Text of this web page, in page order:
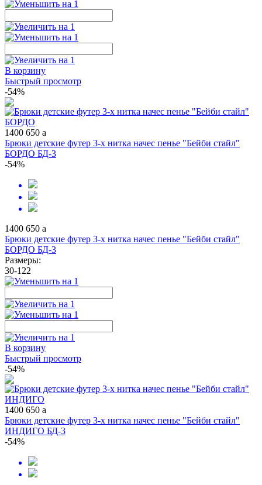
В корзину
Быстрый просмотр
-54%
1400 650 a
Брюки детские футер 3-х нитка начес пенье "Бейби стайл"
БОРДО БД-3
-54%
1400 650 a
Брюки детские футер 3-х нитка начес пенье "Бейби стайл"
БОРДО БД-3
Размеры:
30-122
В корзину
Быстрый просмотр
-54%
1400 650 a
Брюки детские футер 3-х нитка начес пенье "Бейби стайл"
ИНДИГО БД-3
-54%